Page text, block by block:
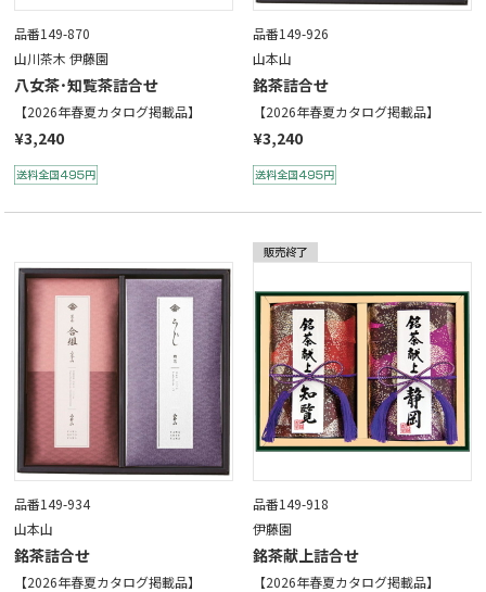
品番149-870
山川茶木 伊藤園
八女茶･知覧茶詰合せ
【2026年春夏カタログ掲載品】
¥3,240
品番149-926
山本山
銘茶詰合せ
【2026年春夏カタログ掲載品】
¥3,240
品番149-934
山本山
銘茶詰合せ
【2026年春夏カタログ掲載品】
品番149-918
伊藤園
銘茶献上詰合せ
【2026年春夏カタログ掲載品】